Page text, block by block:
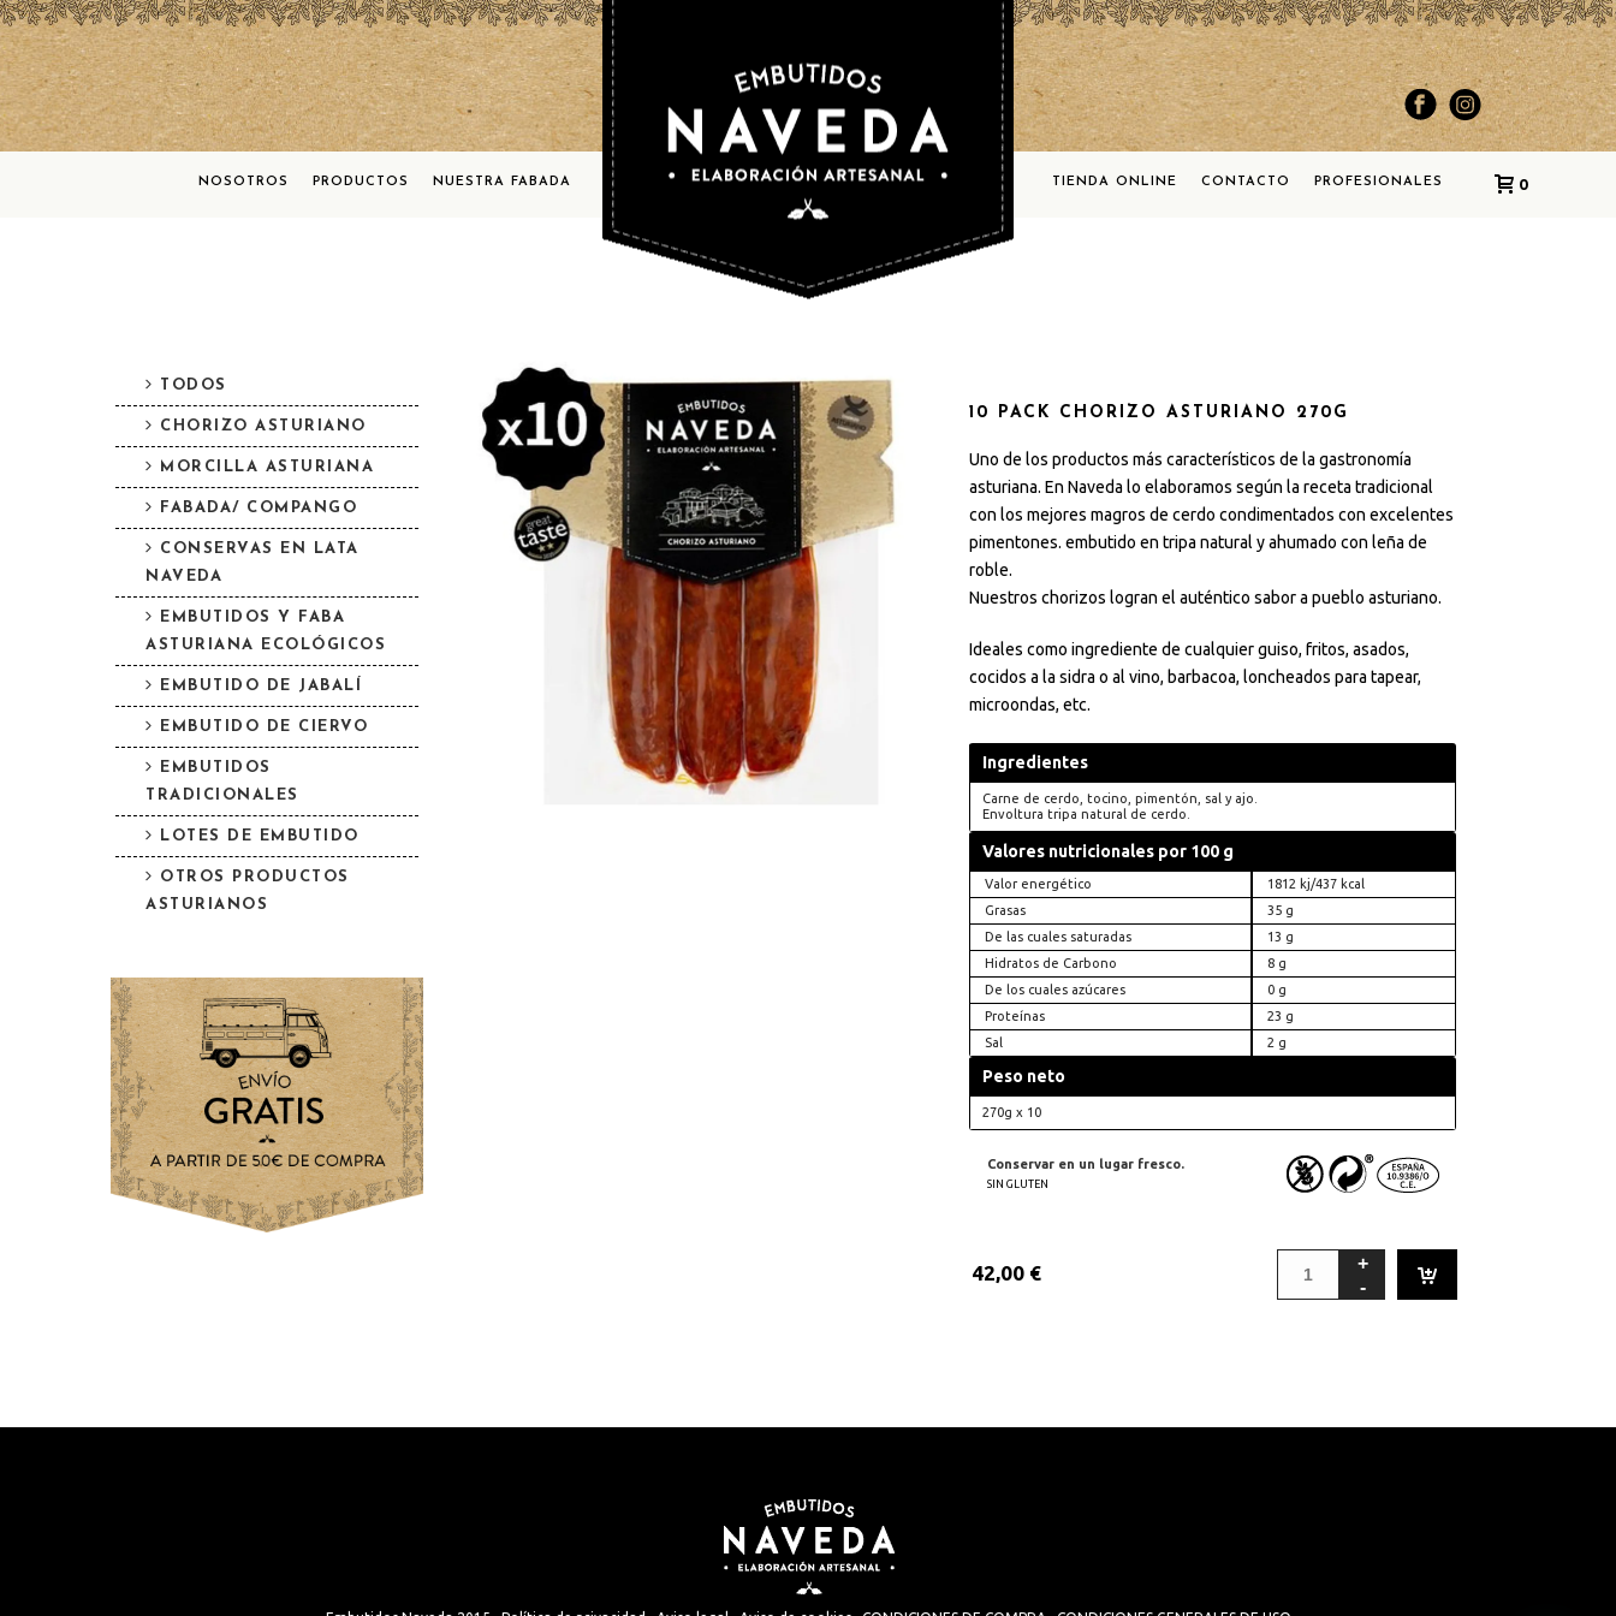
NOSOTROS PRODUCTOS NUESTRA FABADA TIENDA ONLINE CONTACTO PROFESIONALES 0
10 PACK CHORIZO ASTURIANO 270G
Uno de los productos más característicos de la gastronomía
asturiana. En Naveda lo elaboramos según la receta tradicional
con los mejores magros de cerdo condimentados con excelentes
pimentones. embutido en tripa natural y ahumado con leña de
roble.
Nuestros chorizos logran el auténtico sabor a pueblo asturiano.
Ideales como ingrediente de cualquier guiso, fritos, asados,
cocidos a la sidra o al vino, barbacoa, loncheados para tapear,
microondas, etc.
Ingredientes
Carne de cerdo, tocino, pimentón, sal y ajo.
Envoltura tripa natural de cerdo.
Valores nutricionales por 100 g
Valor energético
1812 kj/437 kcal
Grasas
35 g
De las cuales saturadas
13 g
Hidratos de Carbono
8 g
De los cuales azúcares
0 g
Proteínas
23 g
Sal
2 g
Peso neto
270g x 10
Conservar en un lugar fresco.
SIN GLUTEN
42,00 €
TODOS
CHORIZO ASTURIANO
MORCILLA ASTURIANA
FABADA/ COMPANGO
CONSERVAS EN LATA
NAVEDA
EMBUTIDOS Y FABA
ASTURIANA ECOLÓGICOS
EMBUTIDO DE JABALÍ
EMBUTIDO DE CIERVO
EMBUTIDOS
TRADICIONALES
LOTES DE EMBUTIDO
OTROS PRODUCTOS
ASTURIANOS